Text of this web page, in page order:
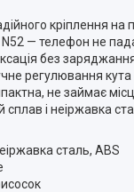
кріплення на
— телефон не
без
регулювання кута
не займає
і неіржавка
сталь, ABS